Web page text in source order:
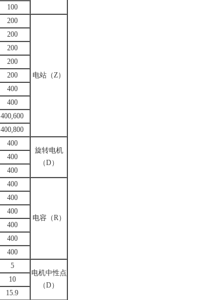
100
200
电站（Z）
200
200
200
200
400
400
400,600
400,800
400
旋转电机
（D）
400
400
400
电容（R）
400
400
400
400
400
5
电机中性点
（D）
10
15.9